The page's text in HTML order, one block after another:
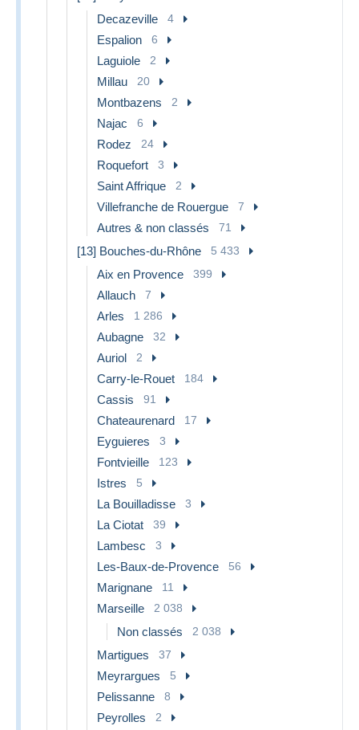
Decazeville 4
Espalion 6
Laguiole 2
Millau 20
Montbazens 2
Najac 6
Rodez 24
Roquefort 3
Saint Affrique 2
Villefranche de Rouergue 7
Autres & non classés 71
[13] Bouches-du-Rhône 5 433
Aix en Provence 399
Allauch 7
Arles 1 286
Aubagne 32
Auriol 2
Carry-le-Rouet 184
Cassis 91
Chateaurenard 17
Eyguieres 3
Fontvieille 123
Istres 5
La Bouilladisse 3
La Ciotat 39
Lambesc 3
Les-Baux-de-Provence 56
Marignane 11
Marseille 2 038
Non classés 2 038
Martigues 37
Meyrargues 5
Pelissanne 8
Peyrolles 2